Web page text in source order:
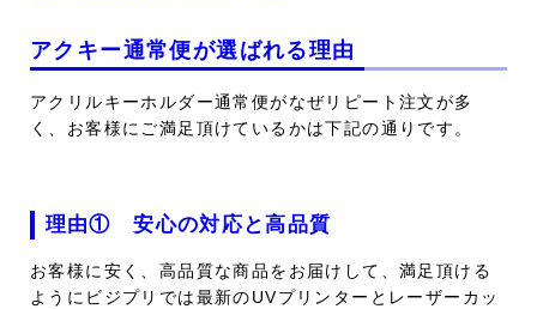
アクキー通常便が選ばれる理由
アクリルキーホルダー通常便がなぜリピート注文が多
く、お客様にご満足頂けているかは下記の通りです。
理由① 安心の対応と高品質
お客様に安く、高品質な商品をお届けして、満足頂ける
ようにビジプリでは最新のUVプリンターとレーザーカッ